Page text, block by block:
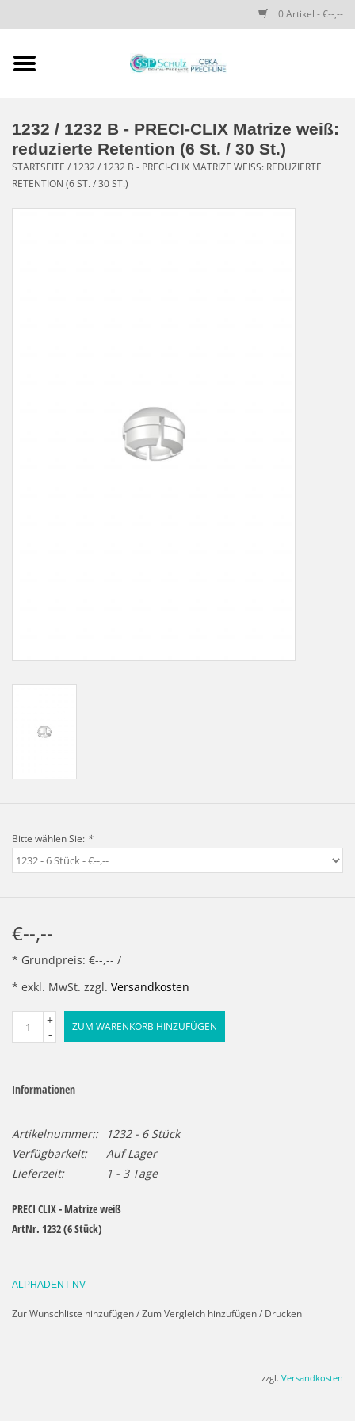
0 Artikel - €--,--
SSP SCHULZ Dental-
Produkte
PRECI-LINE-SYSTEMS
NEU: LV SFE 50% - PRECI-
1232 / 1232 B - PRECI-CLIX Matrize weiß:
reduzierte Retention (6 St. / 30 St.)
STARTSEITE / 1232 / 1232 B - PRECI-CLIX MATRIZE WEISS: REDUZIERTE R
ETENTION (6 ST. / 30 ST.)
Bitte wählen Sie: *
€--,--
* Grundpreis: €--,-- /
* exkl. MwSt. zzgl. Versandkosten
+
-
ZUM WARENKORB HINZUFÜGEN
Informationen
Artikelnummer::
1232 - 6 Stück
Verfügbarkeit:
Auf Lager
Lieferzeit:
1 - 3 Tage
PRECI CLIX - Matrize weiß
ArtNr. 1232 (6 Stück)
PRECI-CLIX-Matrize - weiß, reduzierte Retention
Polyacetal
SSP-Handbuch PRECI-CLIX
ALPHADENT NV
Zur Wunschliste hinzufügen/Zum Vergleich hinzufügen/ Drucken
zzgl. Versandkosten